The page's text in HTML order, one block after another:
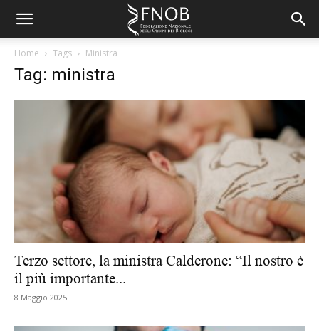
Home Tags Ministra
Tag: ministra
Terzo settore, la ministra Calderone: “Il nostro è
il più importante...
8 Maggio 2025